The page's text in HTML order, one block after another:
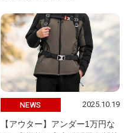
NEWS 2025.10.19
【アウター】アンダー1万円な